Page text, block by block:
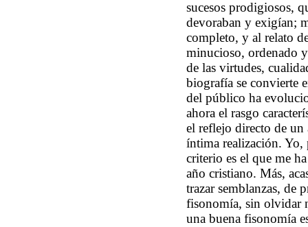
sucesos prodigiosos,
devoraban y exigían;
completo, y al relato
minucioso, ordenado
de las virtudes,
biografía se convierte
del público ha
ahora el rasgo
el reflejo directo de un
íntima realización. Yo,
criterio es el que me
año cristiano. Más,
trazar semblanzas, de
fisonomía, sin olvidar
una buena fisonomía